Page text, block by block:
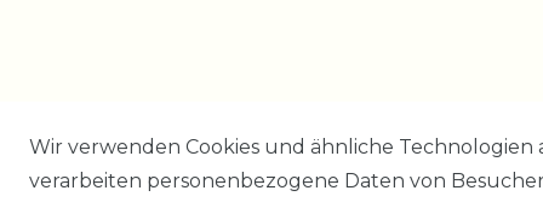
Wir verwenden Cookies und ähnliche
verarbeiten personenbezogene Daten von